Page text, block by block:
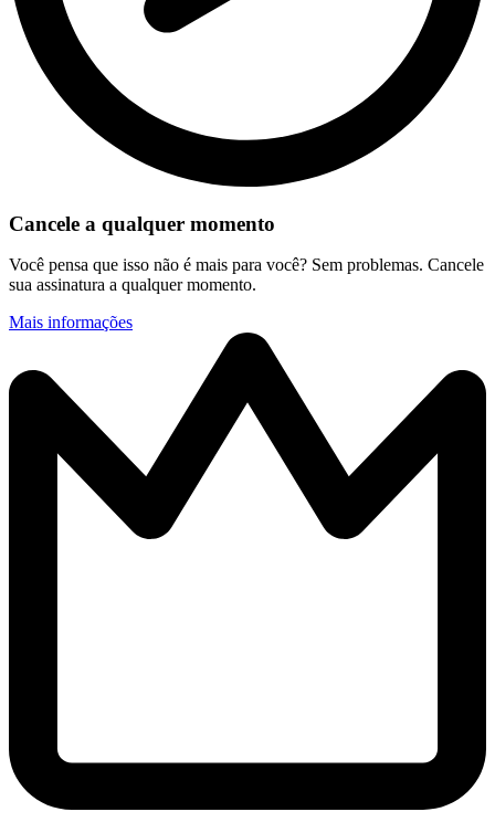
Cancele a qualquer momento
Você pensa que isso não é mais para você? Sem problemas. Cancele
sua assinatura a qualquer momento.
Mais informações